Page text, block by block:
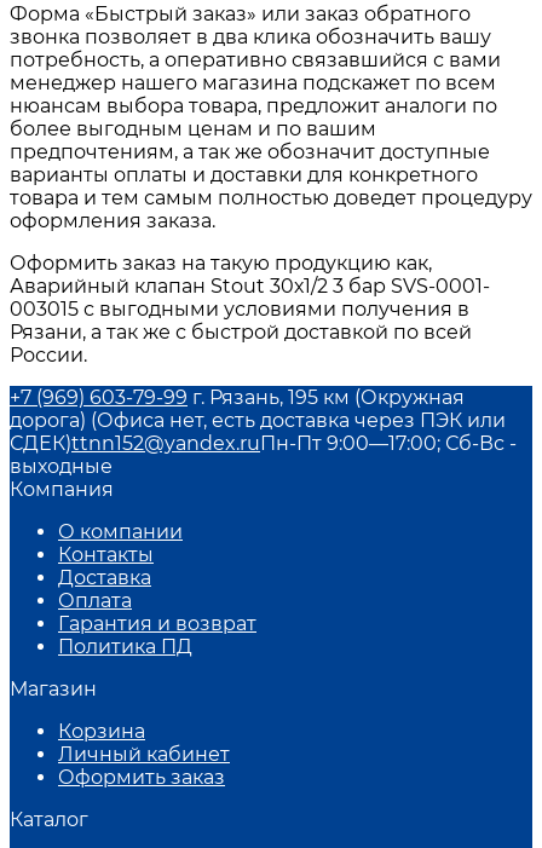
Форма «Быстрый заказ» или заказ обратного
звонка позволяет в два клика обозначить вашу
потребность, а оперативно связавшийся с вами
менеджер нашего магазина подскажет по всем
нюансам выбора товара, предложит аналоги по
более выгодным ценам и по вашим
предпочтениям, а так же обозначит доступные
варианты оплаты и доставки для конкретного
товара и тем самым полностью доведет процедуру
оформления заказа.
Оформить заказ на такую продукцию как,
Аварийный клапан Stout 30х1/2 3 бар SVS-0001-
003015 с выгодными условиями получения в
Рязани, а так же с быстрой доставкой по всей
России.
+7 (969) 603-79-99 г. Рязань, 195 км (Окружная
дорога) (Офиса нет, есть доставка через ПЭК или
СДЕК)ttnn152@yandex.ruПн-Пт 9:00—17:00; Сб-Вс -
выходные
Компания
О компании
Контакты
Доставка
Оплата
Гарантия и возврат
Политика ПД
Магазин
Корзина
Личный кабинет
Оформить заказ
Каталог